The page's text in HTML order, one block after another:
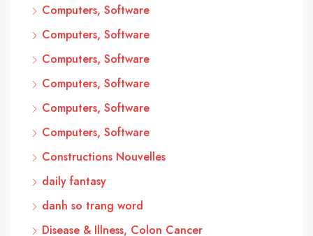
Computers, Software
Computers, Software
Computers, Software
Computers, Software
Computers, Software
Computers, Software
Constructions Nouvelles
daily fantasy
danh so trang word
Disease & Illness, Colon Cancer